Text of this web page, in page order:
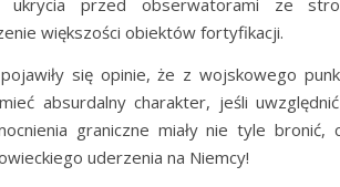
ukrycia przed obserwatorami ze
większości obiektów fortyfikacji.
się opinie, że z wojskowego
absurdalny charakter, jeśli
graniczne miały nie tyle
uderzenia na Niemcy!